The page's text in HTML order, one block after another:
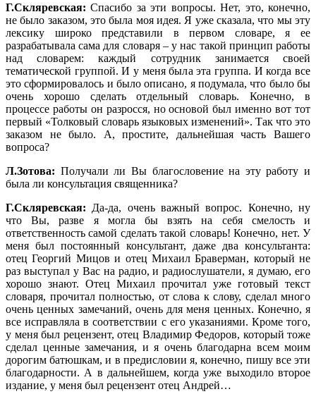
Г.Скляревская: Спасибо за эти вопросы. Нет, это, конечно,
не было заказом, это была моя идея. Я уже сказала, что мы эту
лексику широко представили в первом словаре, я ее
разрабатывала сама для словаря – у нас такой принцип работы
над словарем: каждый сотрудник занимается своей
тематической группой. И у меня была эта группа. И когда все
это сформировалось и было описано, я подумала, что было бы
очень хорошо сделать отдельный словарь. Конечно, в
процессе работы он разросся, но основой был именно вот тот
первый «Толковый словарь языковых изменений». Так что это
заказом не было. А, простите, дальнейшая часть Вашего
вопроса?
Л.Зотова: Получали ли Вы благословение на эту работу и
была ли консультация священника?
Г.Скляревская: Да-да, очень важный вопрос. Конечно, ну
что Вы, разве я могла бы взять на себя смелость и
ответственность самой сделать такой словарь! Конечно, нет. У
меня был постоянный консультант, даже два консультанта:
отец Георгий Мицов и отец Михаил Браверман, который не
раз выступал у Вас на радио, и радиослушатели, я думаю, его
хорошо знают. Отец Михаил прочитал уже готовый текст
словаря, прочитал полностью, от слова к слову, сделал много
очень ценных замечаний, очень для меня ценных. Конечно, я
все исправляла в соответствии с его указаниями. Кроме того,
у меня был рецензент, отец Владимир Федоров, который тоже
сделал ценные замечания, и я очень благодарна всем моим
дорогим батюшкам, и в предисловии я, конечно, пишу все эти
благодарности. А в дальнейшем, когда уже выходило второе
издание, у меня был рецензент отец Андрей…